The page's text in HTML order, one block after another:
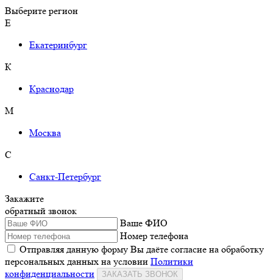
Выберите регион
Е
Екатеринбург
К
Краснодар
М
Москва
С
Санкт-Петербург
Закажите
обратный звонок
Ваше ФИО
Номер телефона
Отправляя данную форму Вы даёте согласие на обработку
персональных данных на условии Политики
конфиденциальности
ЗАКАЗАТЬ ЗВОНОК